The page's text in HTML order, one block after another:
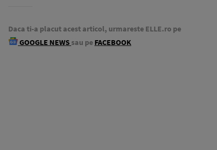
Daca ti-a placut acest articol, urmareste ELLE.ro pe
GOOGLE NEWS sau pe FACEBOOK